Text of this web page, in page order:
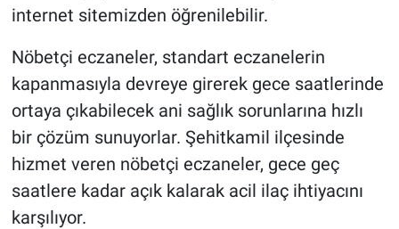
internet sitemizden öğrenilebilir.
Nöbetçi eczaneler, standart eczanelerin
kapanmasıyla devreye girerek gece saatlerinde
ortaya çıkabilecek ani sağlık sorunlarına hızlı
bir çözüm sunuyorlar. Şehitkamil ilçesinde
hizmet veren nöbetçi eczaneler, gece geç
saatlere kadar açık kalarak acil ilaç ihtiyacını
karşılıyor.